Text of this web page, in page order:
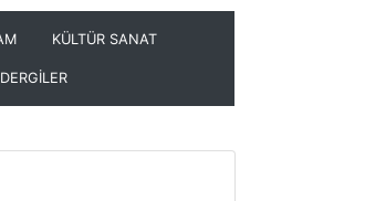
KÜLTÜR SANAT